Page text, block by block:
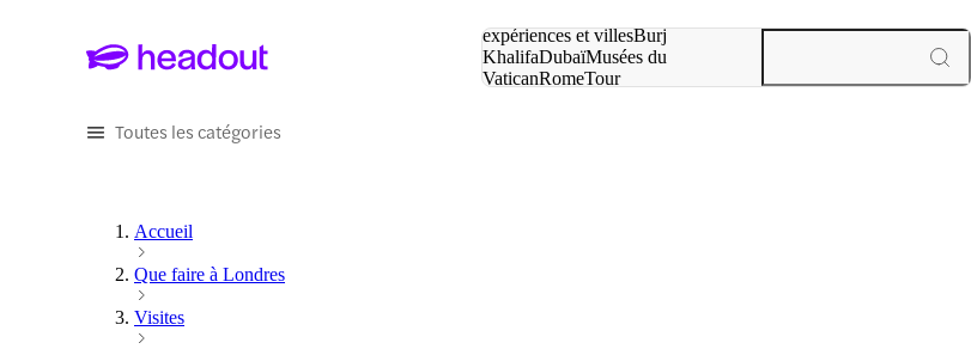
expériences et villesBurj
KhalifaDubaïMusées du
VaticanRomeTour
Toutes les catégories
Accueil
Que faire à Londres
Visites